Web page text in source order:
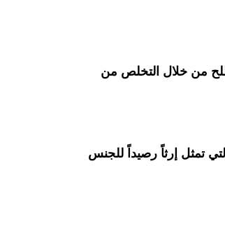
من خلال التخلص من
تمثل إرثاً رصيداً للجنس